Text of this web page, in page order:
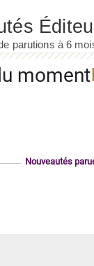
moment
Nouveautés